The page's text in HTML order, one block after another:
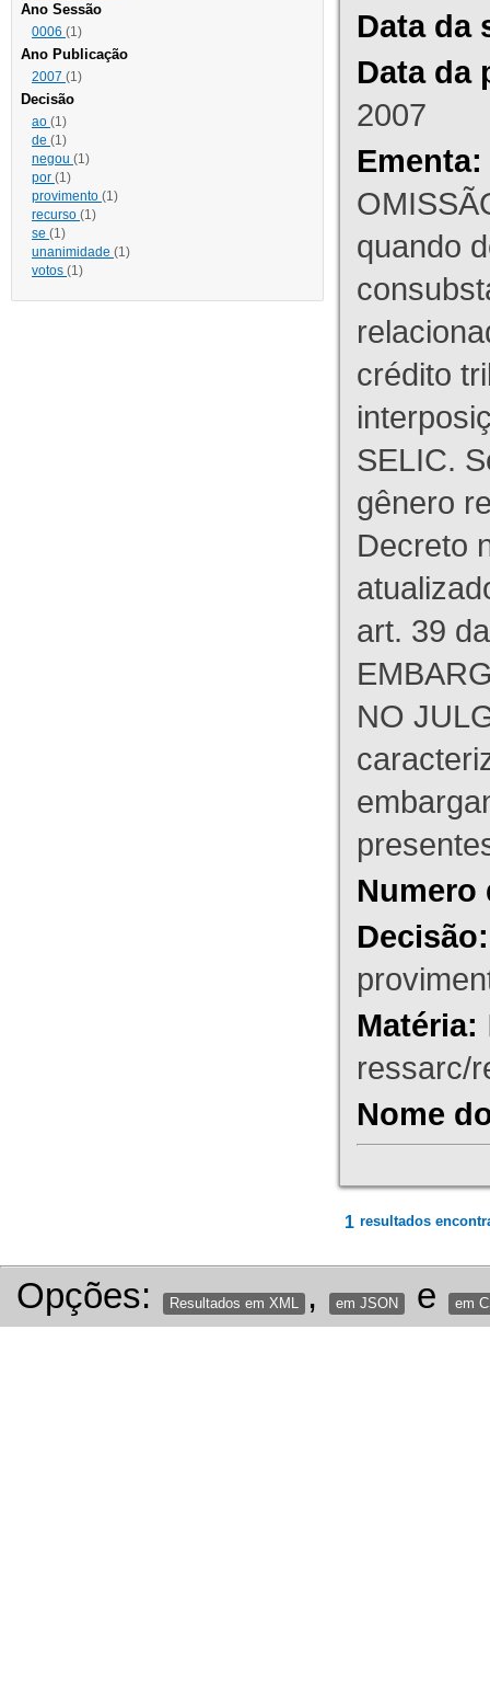
Ano Sessão
0006 (1)
Ano Publicação
2007 (1)
Decisão
ao (1)
de (1)
negou (1)
por (1)
provimento (1)
recurso (1)
se (1)
unanimidade (1)
votos (1)
Data da
Data da
2007
Ementa:
quando
crédito
SELIC.
gênero
Decreto
art. 39
NO
Numero
Decisão:
Matéria:
ressarc/
Nome
1 resultados
Opções: Resultados em XML , em JSON e em